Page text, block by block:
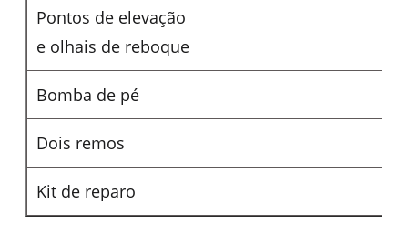
Pontos de elevação
e olhais de reboque
Bomba de pé
Dois remos
Kit de reparo